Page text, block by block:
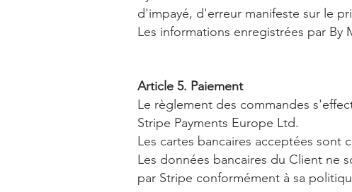
d'impayé, d'erreur manifeste sur le
Les informations enregistrées par
Article 5. Paiement
Le règlement des commandes
Stripe Payments Europe Ltd.
Les cartes bancaires acceptées sont
Les données bancaires du Client ne
par Stripe conformément à sa